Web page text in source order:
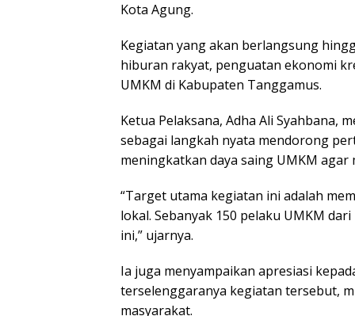
Kota Agung.
Kegiatan yang akan berlangsung
hiburan rakyat, penguatan ekonomi
UMKM di Kabupaten Tanggamus.
Ketua Pelaksana, Adha Ali Syahbana,
sebagai langkah nyata mendorong
meningkatkan daya saing UMKM agar
“Target utama kegiatan ini adalah
lokal. Sebanyak 150 pelaku UMKM
ini,” ujarnya.
Ia juga menyampaikan apresiasi
terselenggaranya kegiatan tersebut,
masyarakat.